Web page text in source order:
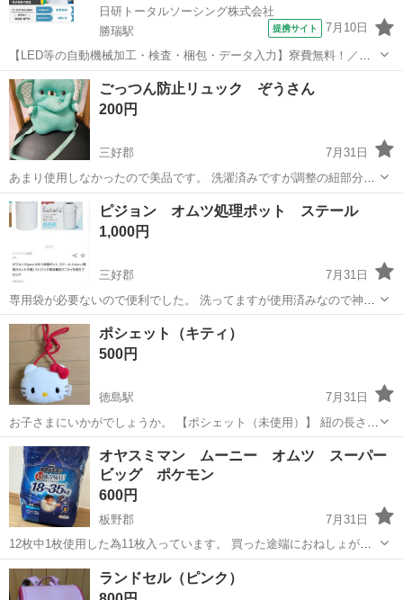
日研トータルソーシング株式会社
勝瑞駅
提携サイト 7月10日
【LED等の自動機械加工・検査・梱包・データ入力】寮費無料！／年
間休日は130日以上／未経験OK！ お仕事について スマートフォンやパ
ソコン、車などに使われるLED等の電子部品の製造とそれに付帯する
作業になります。①部品を...
徳島 鳴門市 その他
ごっつん防止リュック ぞうさん
200円
三好郡
7月31日
あまり使用しなかったので美品です。 洗濯済みですが調整の紐部分に
目立たない程度の点々のシミあります。 捨てるにはもったいないので
短期間でも使って頂けると嬉しいです。
徳島 三好郡 ぞうさん
ピジョン オムツ処理ポット ステール
1,000円
三好郡
7月31日
専用袋が必要ないので便利でした。 洗ってますが使用済みなので神経
質な方はご遠慮ください。
徳島 三好郡 ベビー用品
ポシェット（キティ）
500円
徳島駅
7月31日
お子さまにいかがでしょうか。 【ポシェット（未使用）】 紐の長さ
約45cm🎀 「未使用」ですが、入手したままの状態で （紐をくくった
ままの状態）手を付けていないまま保管していたため、紐に形がつい
てしまっています。 また、...
徳島 徳島市 徳島駅
オヤスミマン ムーニー オムツ スーパー
ビッグ ポケモン
600円
板野郡
7月31日
12枚中1枚使用した為11枚入っています。 買った途端におねしょが治
った為お譲りします♪(今年5月) パッケージの裏面に破れ 上部は全て切
り取ってる状態です。 藍住町内でのお取引お願い致します(^^)
徳島 板野郡 ベビー用品
ランドセル（ピンク）